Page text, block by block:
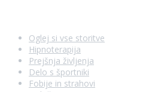
Oglej si vse storitve
Hipnoterapija
Prejšnja življenja
Delo s športniki
Fobije in strahovi